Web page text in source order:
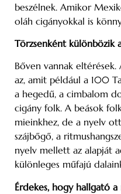
beszélnek. Amikor
oláh cigányokkal is
Törzsenként különbözik
Bőven vannak
az, amit például a 100
a hegedű, a cimbalom
cigány folk. A beások
mieinkhez, de a nyelv
szájbőgő, a
nyelv mellett az alapját
különleges műfajú
Érdekes, hogy hallgató